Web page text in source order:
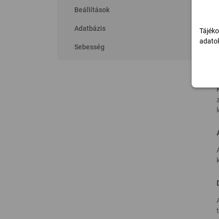
Beállítások
Adatbázis
Sebesség